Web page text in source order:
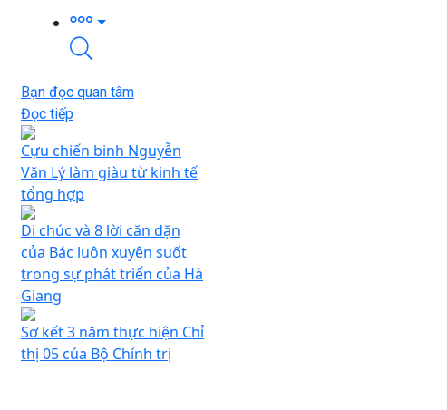
Bạn đọc quan tâm
Đọc tiếp
Cựu chiến binh Nguyễn
Văn Lý làm giàu từ kinh tế
tổng hợp
Di chúc và 8 lời căn dặn
của Bác luôn xuyên suốt
trong sự phát triển của Hà
Giang
Sơ kết 3 năm thực hiện Chỉ
thị 05 của Bộ Chính trị